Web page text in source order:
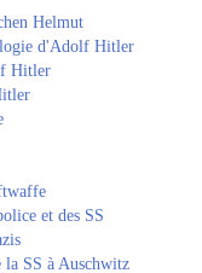
Helmut
d'Adolf Hitler
Hitler
et des SS
la SS à Auschwitz